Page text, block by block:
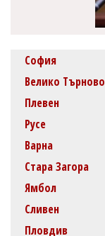
София
Велико Търново
Плевен
Русе
Варна
Стара Загора
Ямбол
Сливен
Пловдив